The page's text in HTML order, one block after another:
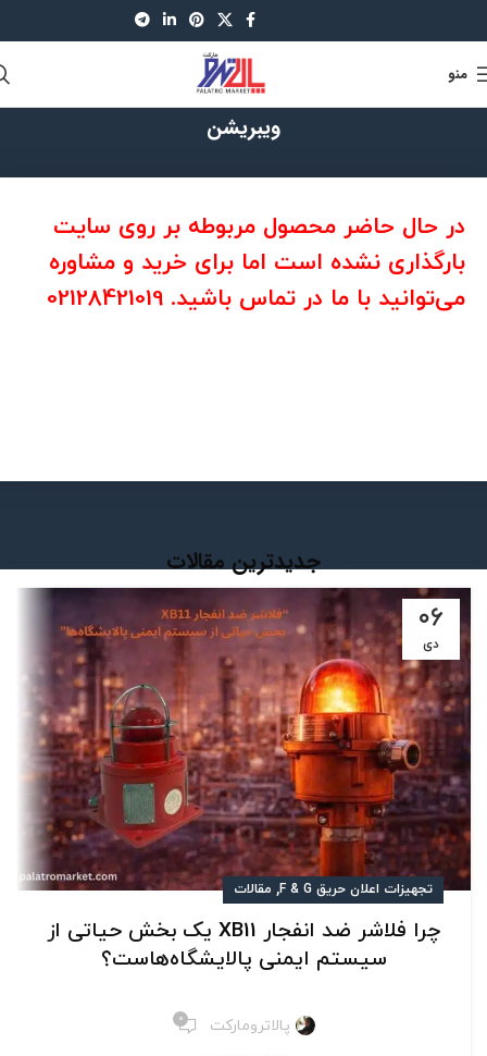
منو
ویبریشن
در حال حاضر محصول مربوطه بر روی سایت
بارگذاری نشده است اما برای خرید و مشاوره
می‌توانید با ما در تماس باشید. 02128421019
جدیدترین مقالات
۰۶
دی
تجهیزات اعلان حریق F & G , مقالات
چرا فلاشر ضد انفجار XB11 یک بخش حیاتی از
سیستم ایمنی پالایشگاه‌هاست؟
پالاترومارکت ۰